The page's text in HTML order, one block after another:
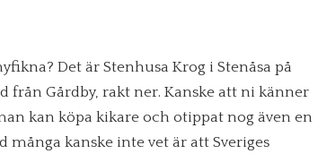
Det är Stenhusa Krog i Stenåsa på
Gårdby, rakt ner. Kanske att ni känner
kan köpa kikare och otippat nog även en
kanske inte vet är att Sveriges